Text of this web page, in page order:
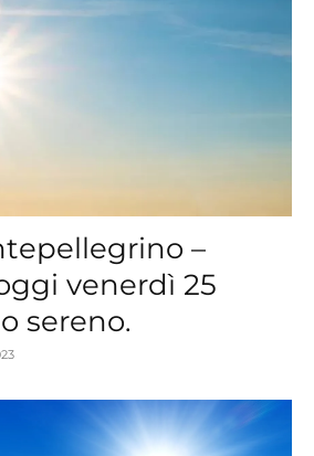
–
venerdì 25
sereno.